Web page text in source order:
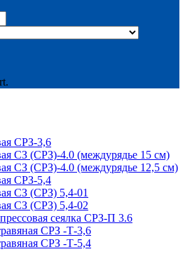
СРЗ-3,6
СЗ (СРЗ)-4.0 (междурядье 15 см)
СЗ (СРЗ)-4.0 (междурядье 12,5 см)
СРЗ-5,4
СЗ (СРЗ) 5,4-01
СЗ (СРЗ) 5,4-02
сеялка СРЗ-П 3.6
СРЗ -Т-3,6
СРЗ -Т-5,4